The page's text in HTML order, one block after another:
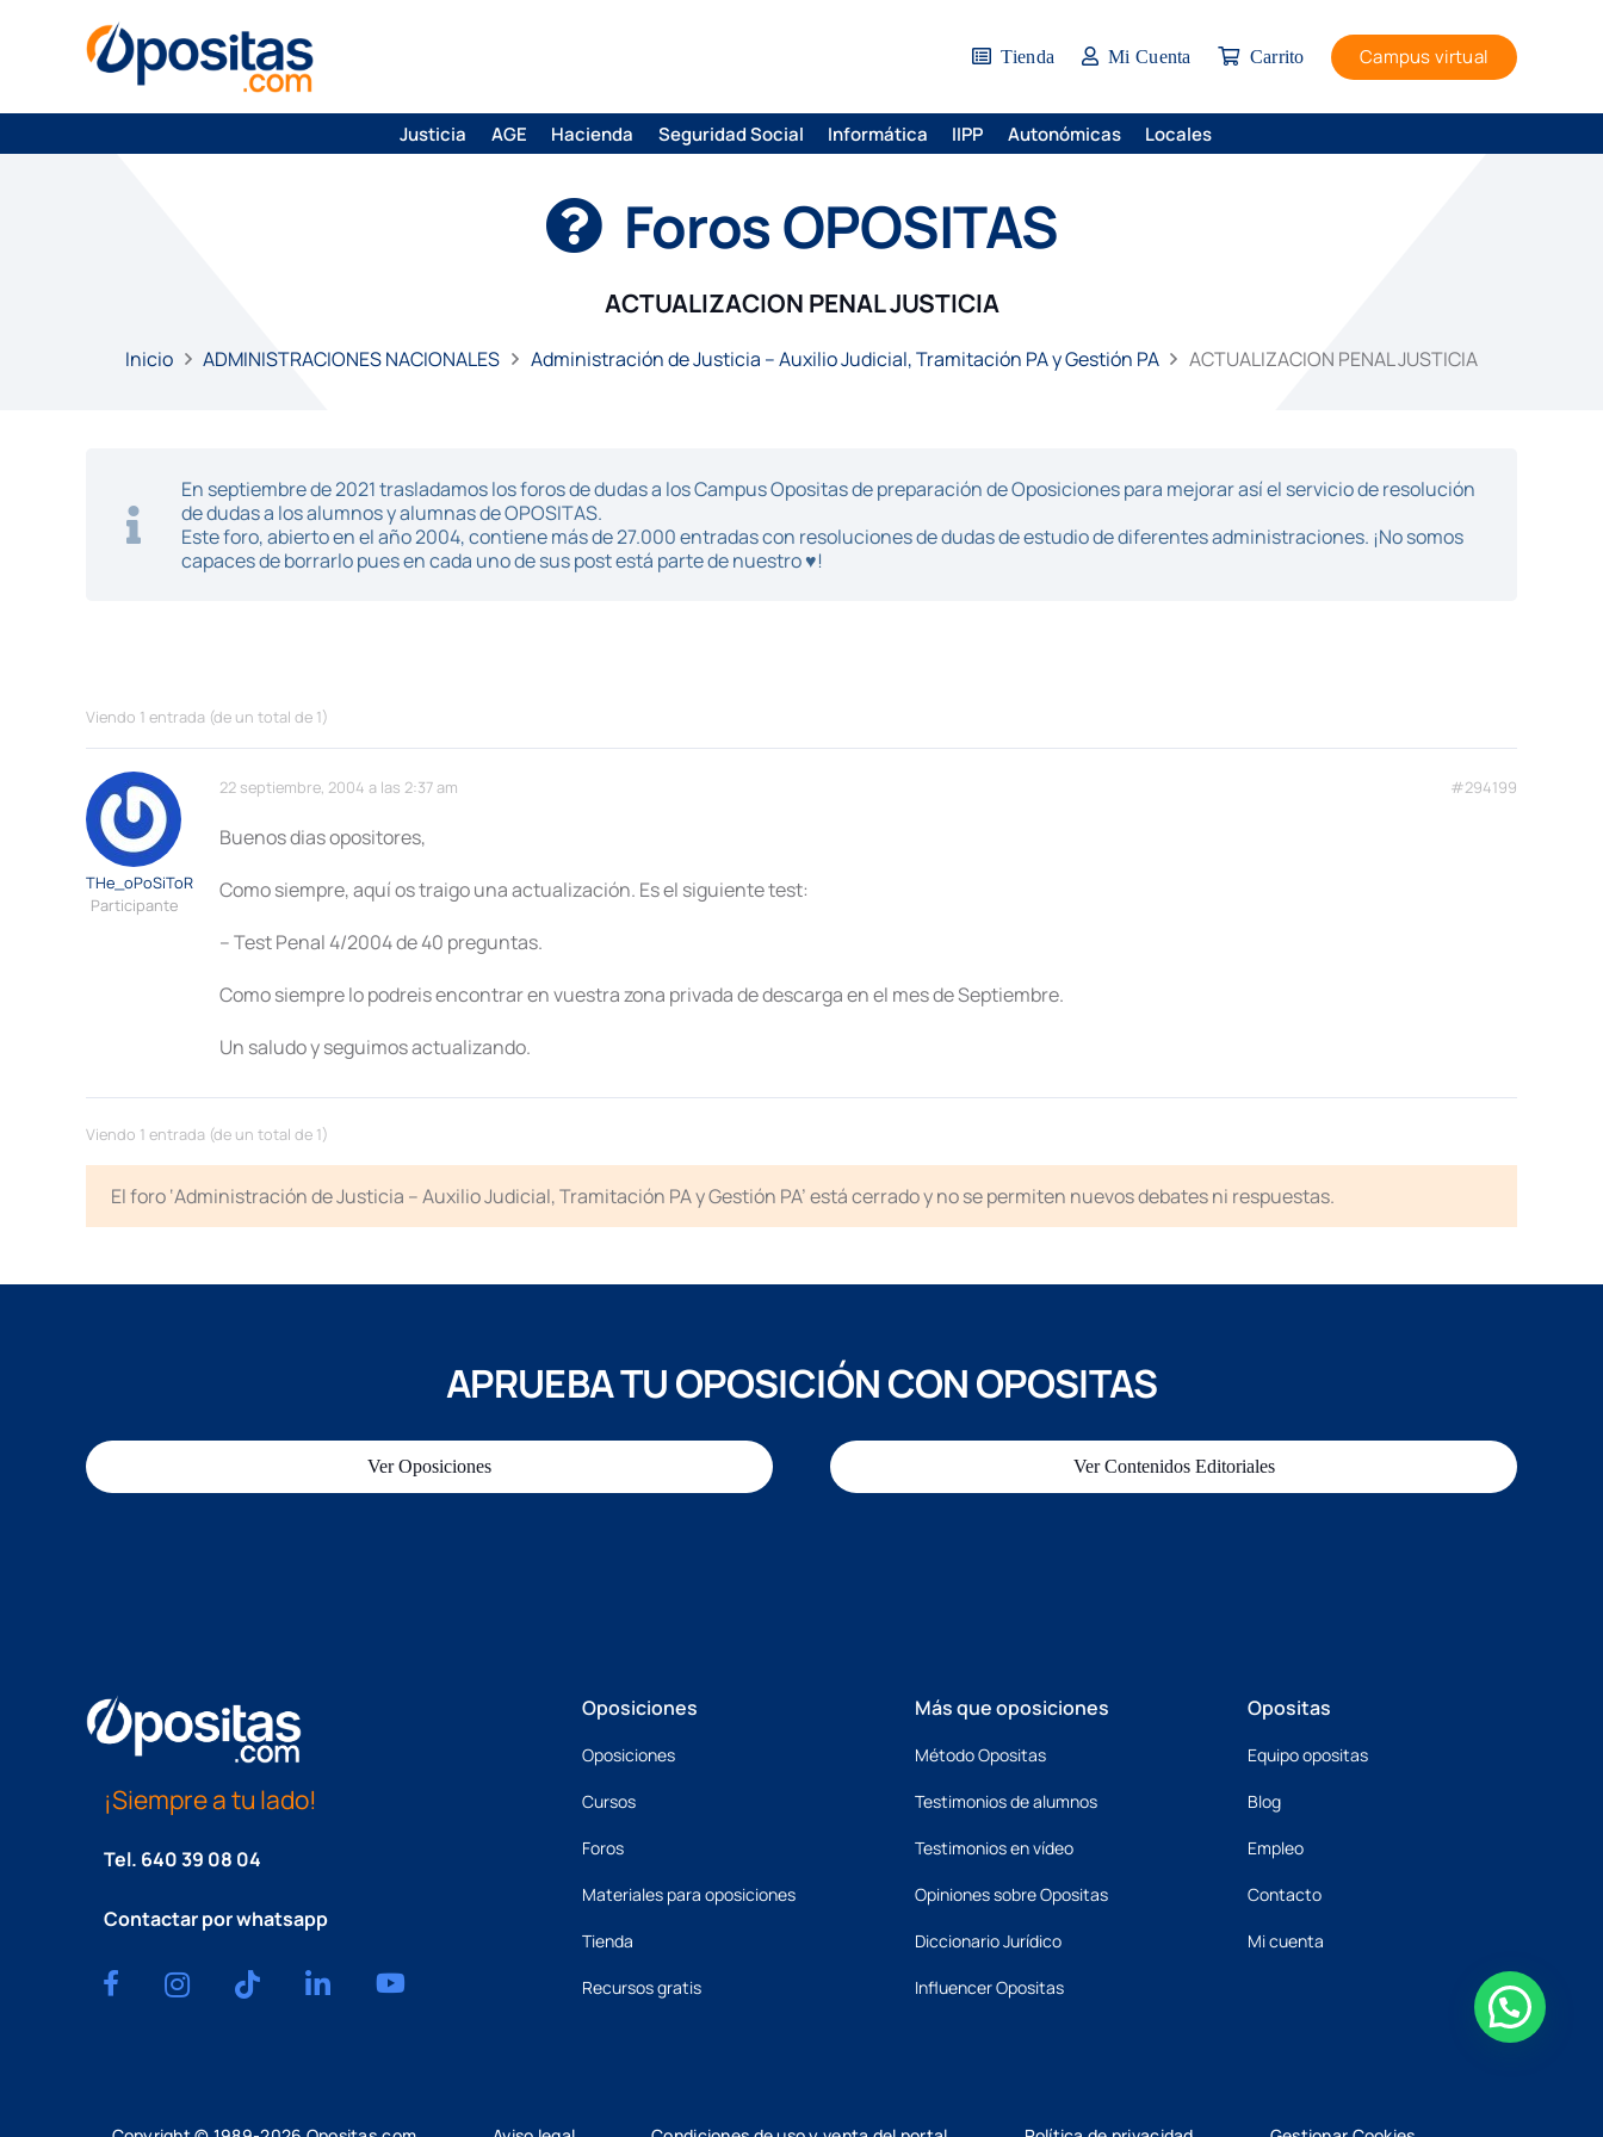
Tienda Mi Cuenta Carrito Campus virtual
Justicia AGE Hacienda Seguridad Social Informática IIPP Autonómicas Locales
Foros OPOSITAS
ACTUALIZACION PENAL JUSTICIA
Inicio ADMINISTRACIONES NACIONALES Administración de Justicia – Auxilio Judicial, Tramitación PA y Gestión PA ACTUALIZACION PENAL JUSTICIA
En septiembre de 2021 trasladamos los foros de dudas a los Campus Opositas de preparación de Oposiciones para mejorar así el servicio de resolución
de dudas a los alumnos y alumnas de OPOSITAS.
Este foro, abierto en el año 2004, contiene más de 27.000 entradas con resoluciones de dudas de estudio de diferentes administraciones. ¡No somos
capaces de borrarlo pues en cada uno de sus post está parte de nuestro ♥!
Viendo 1 entrada (de un total de 1)
22 septiembre, 2004 a las 2:37 am #294199
THe_oPoSiToR
Participante
Buenos dias opositores,
Como siempre, aquí os traigo una actualización. Es el siguiente test:
– Test Penal 4/2004 de 40 preguntas.
Como siempre lo podreis encontrar en vuestra zona privada de descarga en el mes de Septiembre.
Un saludo y seguimos actualizando.
Viendo 1 entrada (de un total de 1)
El foro ‘Administración de Justicia – Auxilio Judicial, Tramitación PA y Gestión PA’ está cerrado y no se permiten nuevos debates ni respuestas.
APRUEBA TU OPOSICIÓN CON OPOSITAS
Ver Oposiciones Ver Contenidos Editoriales
¡Siempre a tu lado!
Tel. 640 39 08 04
Contactar por whatsapp
Oposiciones
Oposiciones
Cursos
Foros
Materiales para oposiciones
Tienda
Recursos gratis
Más que oposiciones
Método Opositas
Testimonios de alumnos
Testimonios en vídeo
Opiniones sobre Opositas
Diccionario Jurídico
Influencer Opositas
Opositas
Equipo opositas
Blog
Empleo
Contacto
Mi cuenta